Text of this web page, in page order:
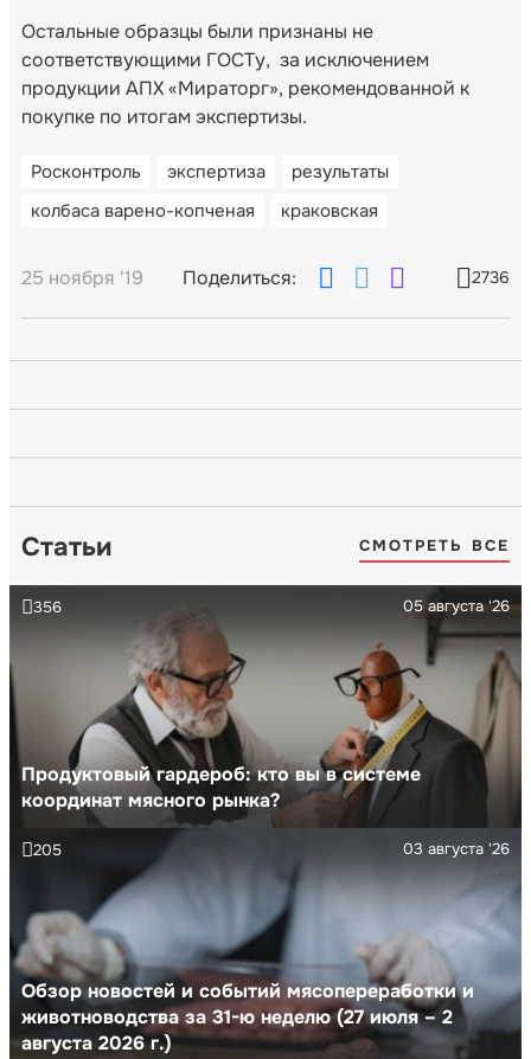
Остальные образцы были признаны не
соответствующими ГОСТу, за исключением
продукции АПХ «Мираторг», рекомендованной к
покупке по итогам экспертизы.
Росконтроль экспертиза
результаты
колбаса варено-копченая
краковская
25 ноября '19 Поделиться: 2736
Статьи СМОТРЕТЬ ВСЕ
Продуктовый гардероб: кто вы в системе
координат мясного рынка?
05 августа '26
356
Обзор новостей и событий мясопереработки и
животноводства за 31-ю неделю (27 июля – 2
августа 2026 г.)
03 августа '26
205